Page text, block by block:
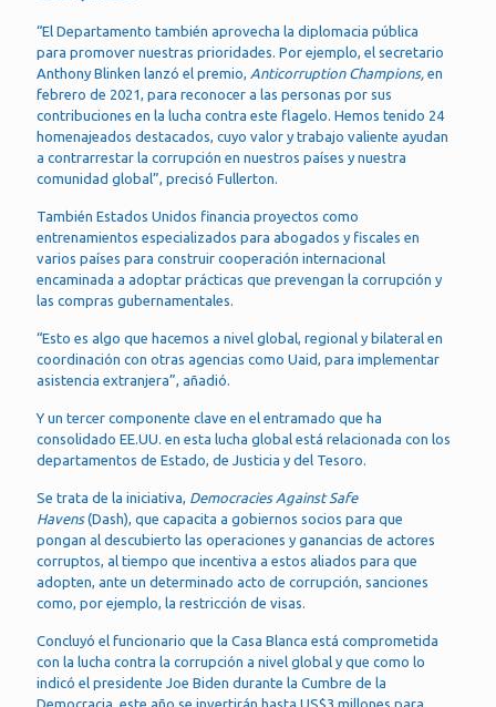
“El Departamento también aprovecha la diplomacia pública
para promover nuestras prioridades. Por ejemplo, el secretario
Anthony Blinken lanzó el premio, Anticorruption Champions, en
febrero de 2021, para reconocer a las personas por sus
contribuciones en la lucha contra este flagelo. Hemos tenido 24
homenajeados destacados, cuyo valor y trabajo valiente ayudan
a contrarrestar la corrupción en nuestros países y nuestra
comunidad global”, precisó Fullerton.
También Estados Unidos financia proyectos como
entrenamientos especializados para abogados y fiscales en
varios países para construir cooperación internacional
encaminada a adoptar prácticas que prevengan la corrupción y
las compras gubernamentales.
“Esto es algo que hacemos a nivel global, regional y bilateral en
coordinación con otras agencias como Uaid, para implementar
asistencia extranjera”, añadió.
Y un tercer componente clave en el entramado que ha
consolidado EE.UU. en esta lucha global está relacionada con los
departamentos de Estado, de Justicia y del Tesoro.
Se trata de la iniciativa, Democracies Against Safe
Havens(Dash), que capacita a gobiernos socios para que
pongan al descubierto las operaciones y ganancias de actores
corruptos, al tiempo que incentiva a estos aliados para que
adopten, ante un determinado acto de corrupción, sanciones
como, por ejemplo, la restricción de visas.
Concluyó el funcionario que la Casa Blanca está comprometida
con la lucha contra la corrupción a nivel global y que como lo
indicó el presidente Joe Biden durante la Cumbre de la
Democracia, este año se invertirán hasta US$3 millones para